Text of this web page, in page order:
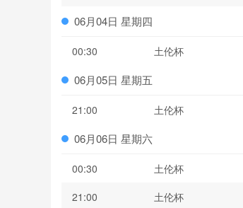
06月04日 星期四
00:30 土伦杯
06月05日 星期五
21:00 土伦杯
06月06日 星期六
00:30 土伦杯
21:00
土伦杯